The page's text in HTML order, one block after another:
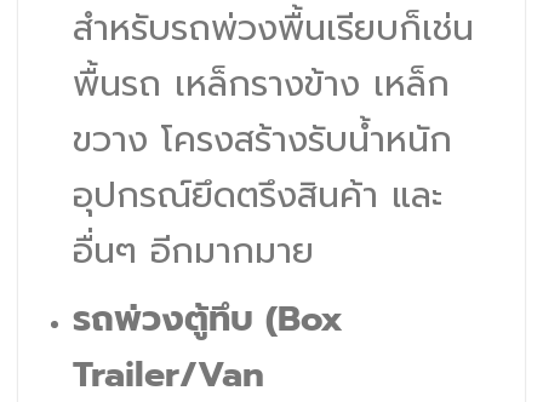
สำหรับรถพ่วงพื้นเรียบก็เช่น
พื้นรถ เหล็กรางข้าง เหล็ก
ขวาง โครงสร้างรับน้ำหนัก
อุปกรณ์ยึดตรึงสินค้า และ
อื่นๆ อีกมากมาย
รถพ่วงตู้ทึบ (Box
Trailer/Van